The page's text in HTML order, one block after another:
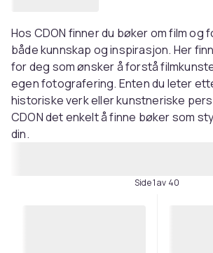
Hos CDON finner du bøker om film og
både kunnskap og inspirasjon. Her
for deg som ønsker å forstå
egen fotografering. Enten du leter
historiske verk eller kunstneriske
CDON det enkelt å finne bøker som
din.
Side 1 av 40